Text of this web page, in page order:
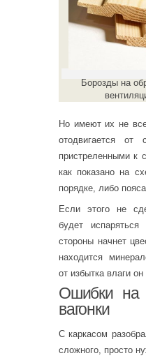
Борозды на
Но имеют их не
отодвигается от
пристреленными к
как показано на
порядке, либо
Если этого не
будет
стороны начнет
находится
от избытка влаги он
Ошибки на
вагонки
С каркасом
сложного, просто